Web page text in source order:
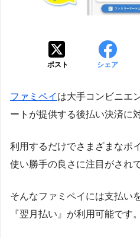
ポスト シェア
ファミペイ は大手コンビニエ
ートが提供する後払い決済に
利用するだけでさまざまなポ
使い勝手の良さに注目がされ
そんなファミペイには支払い
『翌月払い』が利用可能です。